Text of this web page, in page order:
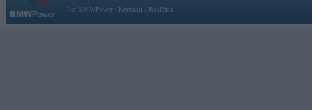
Par BMWPower
Kontakti Reklāma